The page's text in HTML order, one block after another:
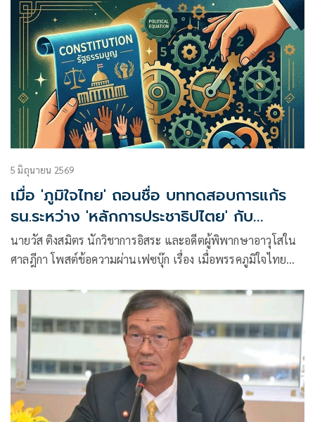
เต็มๆ กลายเป็น’ใบเสร็จรับเงินคุก’
5 มิถุนายน 2569
เมื่อ 'ภูมิใจไทย' ถอนชื่อ บททดสอบการแก้ร
ธน.ระหว่าง 'หลักการประชาธิปไตย' กับ
'สมการการเมือง'
นายวัส ติงสมิตร นักวิชาการอิสระ และอดีตผู้พิพากษาอาวุโสใน
ศาลฎีกา โพสต์ข้อความผ่านเฟซบุ๊ก เรื่อง เมื่อพรรคภูมิใจไทย
ประชาธิปไตย” กับ “สมการการเมือง” มีเนื้อหาดังนี้